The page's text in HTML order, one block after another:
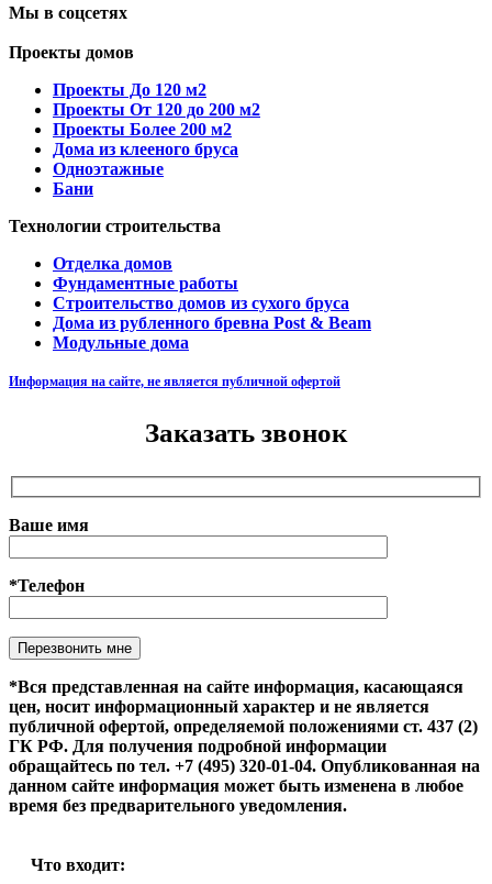
Мы в соцсетях
Проекты домов
Проекты До 120 м2
Проекты От 120 до 200 м2
Проекты Более 200 м2
Дома из клееного бруса
Одноэтажные
Бани
Технологии строительства
Отделка домов
Фундаментные работы
Строительство домов из сухого бруса
Дома из рубленного бревна Post & Beam
Модульные дома
Информация на сайте, не является публичной офертой
Заказать звонок
Ваше имя
*Телефон
Оставьте это поле пустым.
*Вся представленная на сайте информация, касающаяся
цен, носит информационный характер и не является
публичной офертой, определяемой положениями ст. 437 (2)
ГК РФ. Для получения подробной информации
обращайтесь по тел. +7 (495) 320-01-04. Опубликованная на
данном сайте информация может быть изменена в любое
время без предварительного уведомления.
Что входит: